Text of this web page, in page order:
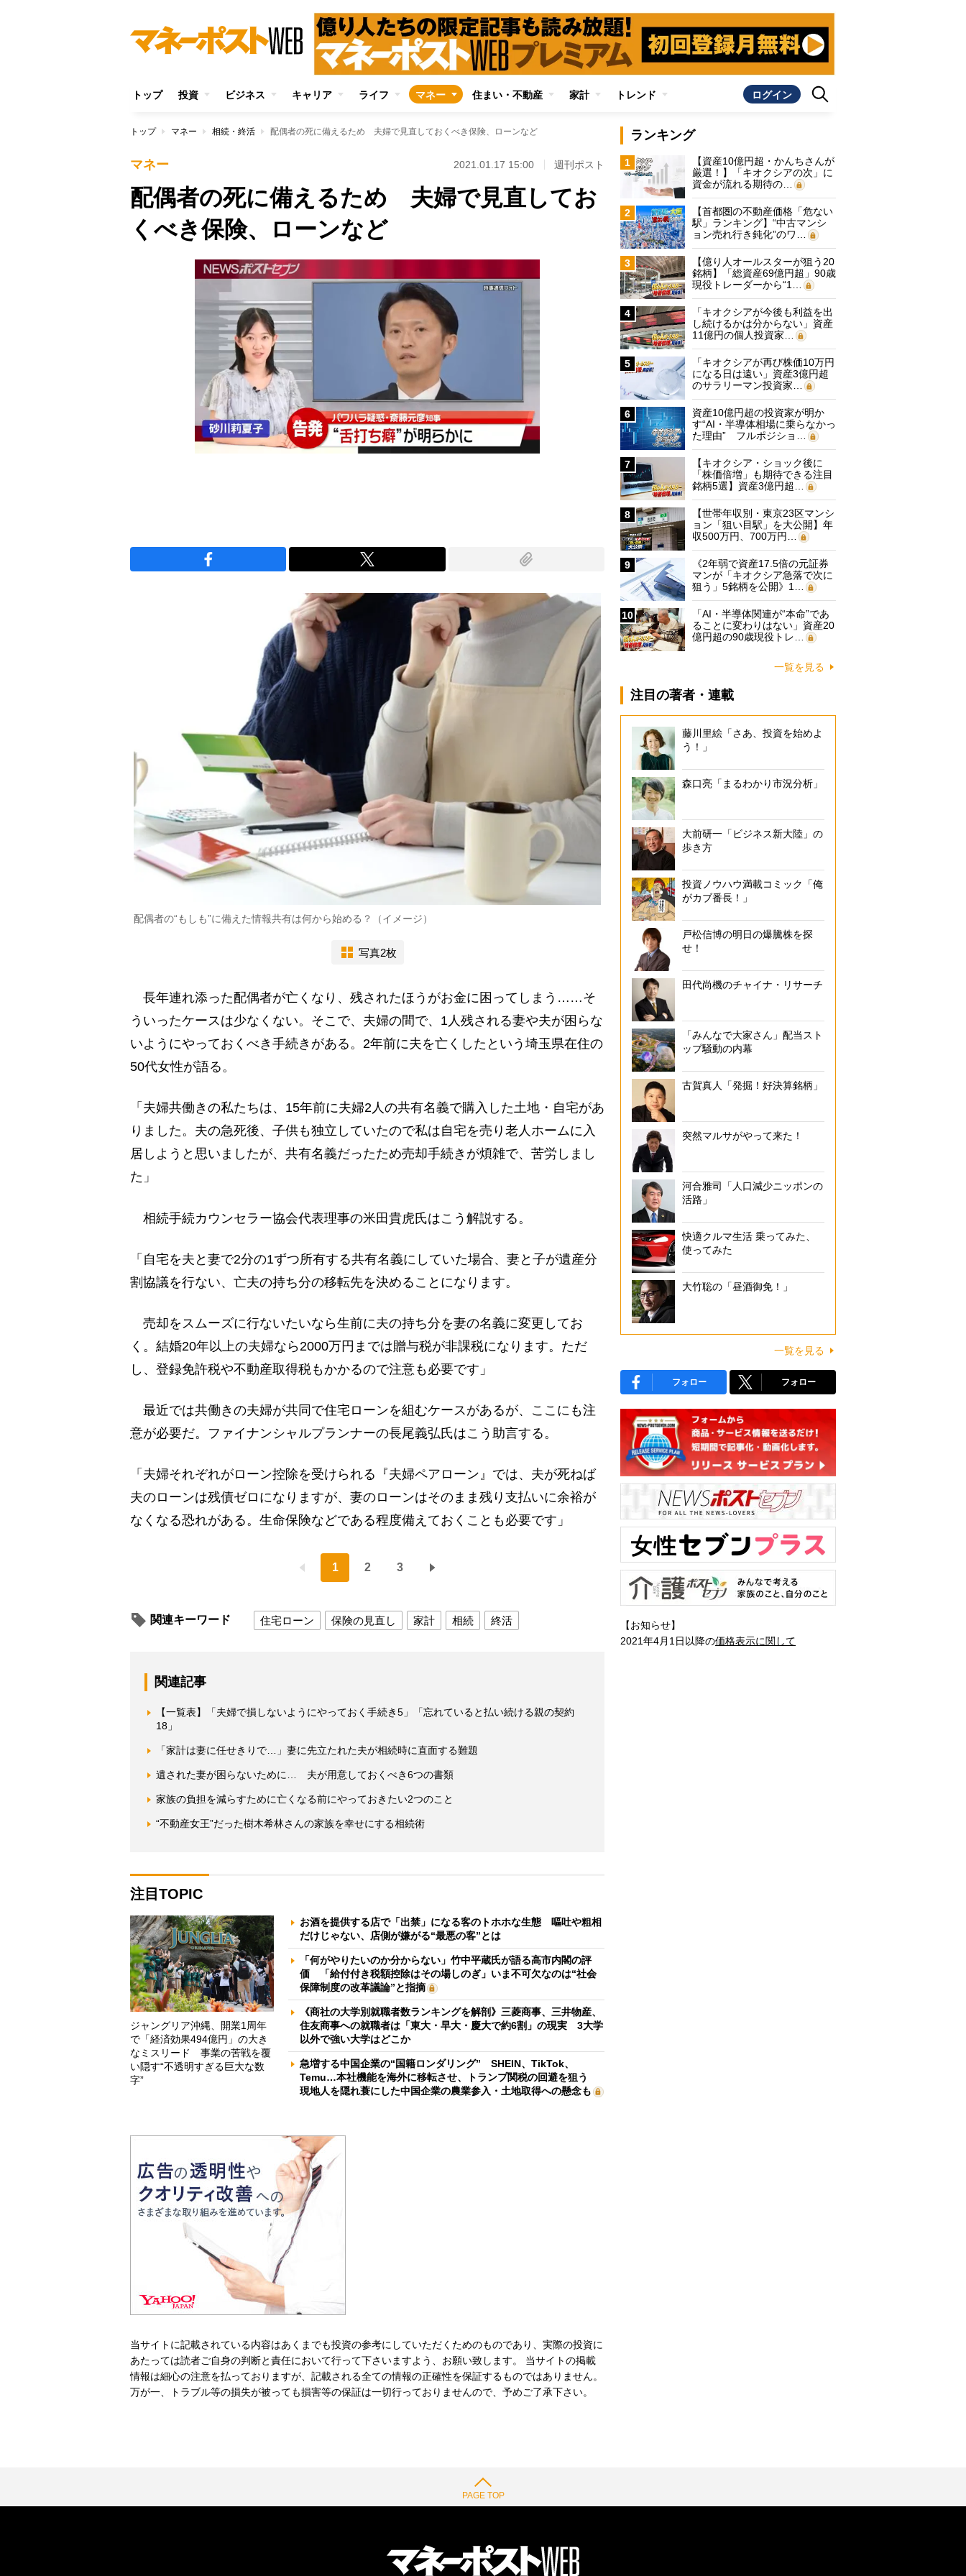
トップ 投資 ビジネス キャリア ライフ マネー 住まい・不動産 家計 トレンド ログイン
トップ マネー 相続・終活 配偶者の死に備えるため 夫婦で見直しておくべき保険、ローンなど
マネー 2021.01.17 15:00 週刊ポスト
配偶者の死に備えるため 夫婦で見直してお
くべき保険、ローンなど
配偶者の“もしも”に備えた情報共有は何から始める？（イメージ）
写真2枚
長年連れ添った配偶者が亡くなり、残されたほうがお金に困ってしまう……そ
ういったケースは少なくない。そこで、夫婦の間で、1人残される妻や夫が困らな
いようにやっておくべき手続きがある。2年前に夫を亡くしたという埼玉県在住の
50代女性が語る。
「夫婦共働きの私たちは、15年前に夫婦2人の共有名義で購入した土地・自宅があ
りました。夫の急死後、子供も独立していたので私は自宅を売り老人ホームに入
居しようと思いましたが、共有名義だったため売却手続きが煩雑で、苦労しまし
た」
相続手続カウンセラー協会代表理事の米田貴虎氏はこう解説する。
「自宅を夫と妻で2分の1ずつ所有する共有名義にしていた場合、妻と子が遺産分
割協議を行ない、亡夫の持ち分の移転先を決めることになります。
売却をスムーズに行ないたいなら生前に夫の持ち分を妻の名義に変更してお
く。結婚20年以上の夫婦なら2000万円までは贈与税が非課税になります。ただ
し、登録免許税や不動産取得税もかかるので注意も必要です」
最近では共働きの夫婦が共同で住宅ローンを組むケースがあるが、ここにも注
意が必要だ。ファイナンシャルプランナーの長尾義弘氏はこう助言する。
「夫婦それぞれがローン控除を受けられる『夫婦ペアローン』では、夫が死ねば
夫のローンは残債ゼロになりますが、妻のローンはそのまま残り支払いに余裕が
なくなる恐れがある。生命保険などである程度備えておくことも必要です」
1 2 3
関連キーワード 住宅ローン 保険の見直し 家計 相続 終活
関連記事
【一覧表】「夫婦で損しないようにやっておく手続き5」「忘れていると払い続ける親の契約
18」
「家計は妻に任せきりで…」妻に先立たれた夫が相続時に直面する難題
遺された妻が困らないために… 夫が用意しておくべき6つの書類
家族の負担を減らすために亡くなる前にやっておきたい2つのこと
“不動産女王”だった樹木希林さんの家族を幸せにする相続術
注目TOPIC
ジャングリア沖縄、開業1周年
で「経済効果494億円」の大き
なミスリード 事業の苦戦を覆
い隠す“不透明すぎる巨大な数
字”
お酒を提供する店で「出禁」になる客のトホホな生態 嘔吐や粗相
だけじゃない、店側が嫌がる“最悪の客”とは
「何がやりたいのか分からない」竹中平蔵氏が語る高市内閣の評
価 「給付付き税額控除はその場しのぎ」いま不可欠なのは“社会
保障制度の改革議論”と指摘
《商社の大学別就職者数ランキングを解剖》三菱商事、三井物産、
住友商事への就職者は「東大・早大・慶大で約6割」の現実 3大学
以外で強い大学はどこか
急増する中国企業の“国籍ロンダリング” SHEIN、TikTok、
Temu…本社機能を海外に移転させ、トランプ関税の回避を狙う
現地人を隠れ蓑にした中国企業の農業参入・土地取得への懸念も
当サイトに記載されている内容はあくまでも投資の参考にしていただくためのものであり、実際の投資に
あたっては読者ご自身の判断と責任において行って下さいますよう、お願い致します。 当サイトの掲載
情報は細心の注意を払っておりますが、記載される全ての情報の正確性を保証するものではありません。
万が一、トラブル等の損失が被っても損害等の保証は一切行っておりませんので、予めご了承下さい。
ランキング
1
【資産10億円超・かんちさんが
厳選！】「キオクシアの次」に
資金が流れる期待の…
2
【首都圏の不動産価格「危ない
駅」ランキング】“中古マンシ
ョン売れ行き鈍化”のワ…
3
【億り人オールスターが狙う20
銘柄】「総資産69億円超」90歳
現役トレーダーから“1…
4
「キオクシアが今後も利益を出
し続けるかは分からない」資産
11億円の個人投資家…
5
「キオクシアが再び株価10万円
になる日は遠い」資産3億円超
のサラリーマン投資家…
6
資産10億円超の投資家が明か
す“AI・半導体相場に乗らなかっ
た理由” フルポジショ…
7
【キオクシア・ショック後に
「株価倍増」も期待できる注目
銘柄5選】資産3億円超…
8
【世帯年収別・東京23区マンシ
ョン「狙い目駅」を大公開】年
収500万円、700万円…
9
《2年弱で資産17.5倍の元証券
マンが「キオクシア急落で次に
狙う」5銘柄を公開》1…
10
「AI・半導体関連が“本命”であ
ることに変わりはない」資産20
億円超の90歳現役トレ…
一覧を見る
注目の著者・連載
藤川里絵「さあ、投資を始めよ
う！」
森口亮「まるわかり市況分析」
大前研一「ビジネス新大陸」の
歩き方
投資ノウハウ満載コミック「俺
がカブ番長！」
戸松信博の明日の爆騰株を探
せ！
田代尚機のチャイナ・リサーチ
「みんなで大家さん」配当スト
ップ騒動の内幕
古賀真人「発掘！好決算銘柄」
突然マルサがやって来た！
河合雅司「人口減少ニッポンの
活路」
快適クルマ生活 乗ってみた、
使ってみた
大竹聡の「昼酒御免！」
一覧を見る
フォロー フォロー
【お知らせ】
2021年4月1日以降の価格表示に関して
PAGE TOP